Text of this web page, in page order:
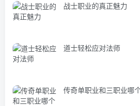
战士职业的真正魅力
道士轻松应对法师
传奇单职业和三职业哪